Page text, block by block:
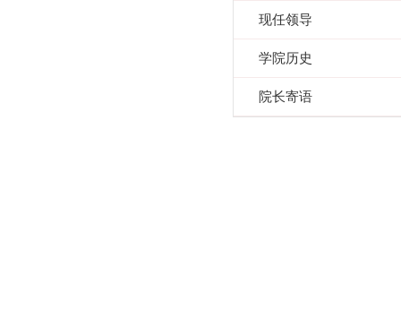
现任领导
学院历史
院长寄语